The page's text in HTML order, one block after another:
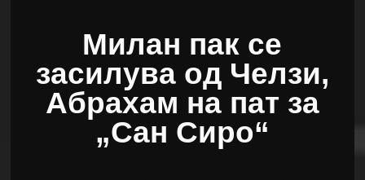
Милан пак се
засилува од Челзи,
Абрахам на пат за
„Сан Сиро“